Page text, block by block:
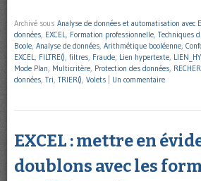
Archivé sous Analyse de données et automatisation avec
données EXCEL Formation professionnelle Techniques
Boole Analyse de données Arithmétique booléenne
EXCEL
FILTRE() filtres Fraude Lien hypertexte
Mode Plan Multicritère Protection des données
données Tri TRIER() Volets Un commentaire
EXCEL : mettre en
doublons avec les